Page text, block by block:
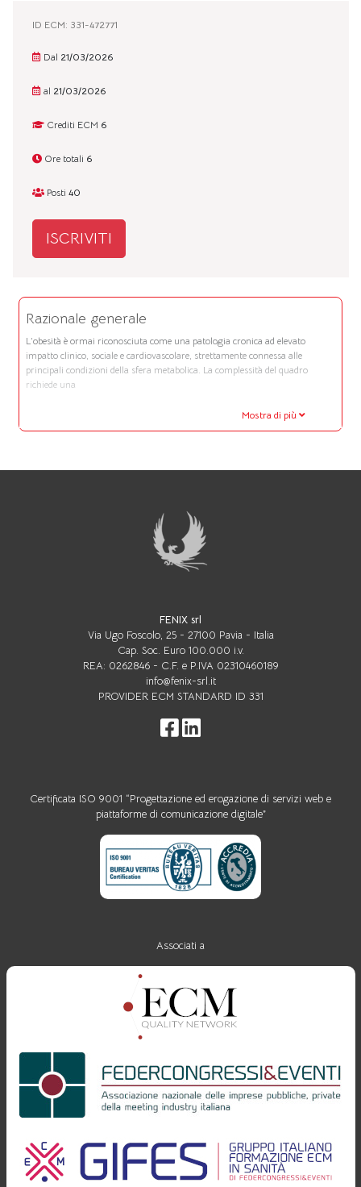
ID ECM: 331-472771
Dal 21/03/2026
al 21/03/2026
Crediti ECM 6
Ore totali 6
Posti 40
ISCRIVITI
Mostra di più
Razionale generale
L’obesità è ormai riconosciuta come una patologia cronica ad elevato
impatto clinico, sociale e cardiovascolare, strettamente connessa alle
principali condizioni della sfera metabolica. La complessità del quadro
richiede una
FENIX srl
Via Ugo Foscolo, 25 - 27100 Pavia - Italia
Cap. Soc. Euro 100.000 i.v.
REA: 0262846 - C.F. e P.IVA 02310460189
info@fenix-srl.it
PROVIDER ECM STANDARD ID 331
Certificata ISO 9001 “Progettazione ed erogazione di servizi web e
piattaforme di comunicazione digitale”
Associati a